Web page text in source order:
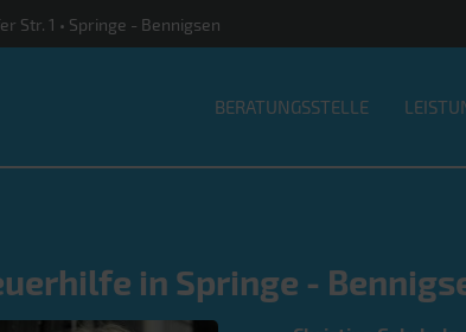
Str. 1 • Springe - Bennigsen
BERATUNGSSTELLE
in Springe -